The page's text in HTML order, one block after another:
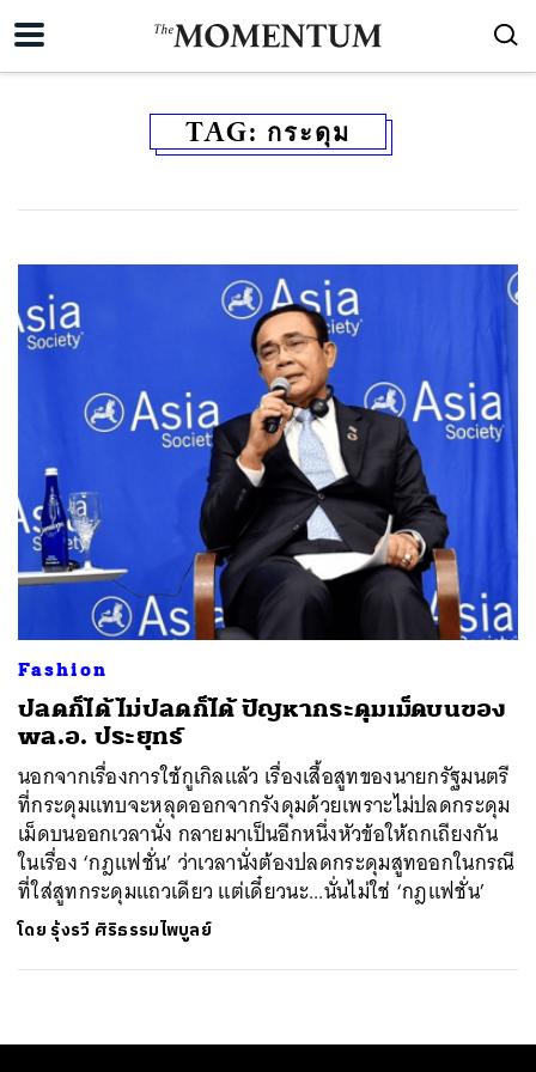
TAG: กระดุม
Fashion
ปลดก็ได้ ไม่ปลดก็ได้ ปัญหากระดุมเม็ดบนของ
พล.อ. ประยุทธ์
นอกจากเรื่องการใช้กูเกิลแล้ว เรื่องเสื้อสูทของนายกรัฐมนตรี
ที่กระดุมแทบจะหลุดออกจากรังดุมด้วยเพราะไม่ปลดกระดุม
เม็ดบนออกเวลานั่ง กลายมาเป็นอีกหนึ่งหัวข้อให้ถกเถียงกัน
ในเรื่อง ‘กฎแฟชั่น’ ว่าเวลานั่งต้องปลดกระดุมสูทออกในกรณี
ที่ใส่สูทกระดุมแถวเดียว แต่เดี๋ยวนะ...นั่นไม่ใช่ ‘กฎแฟชั่น’
โดย รุ้งรวี ศิริธรรมไพบูลย์
SHARE TWEET LINE EMAIL